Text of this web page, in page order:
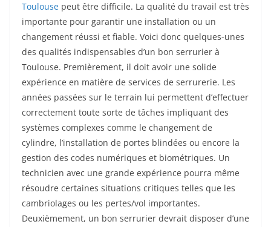
Toulouse peut être difficile. La qualité du travail est très
importante pour garantir une installation ou un
changement réussi et fiable. Voici donc quelques-unes
des qualités indispensables d’un bon serrurier à
Toulouse. Premièrement, il doit avoir une solide
expérience en matière de services de serrurerie. Les
années passées sur le terrain lui permettent d’effectuer
correctement toute sorte de tâches impliquant des
systèmes complexes comme le changement de
cylindre, l’installation de portes blindées ou encore la
gestion des codes numériques et biométriques. Un
technicien avec une grande expérience pourra même
résoudre certaines situations critiques telles que les
cambriolages ou les pertes/vol importantes.
Deuxièmement, un bon serrurier devrait disposer d’une